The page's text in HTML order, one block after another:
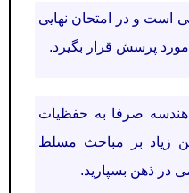
است و در امتحان نهایی
پرسش قرار بگیرد.
هندسه صرفا به حفظیات
زیاد بر مباحث مسلط
در ذهن بسپارید.